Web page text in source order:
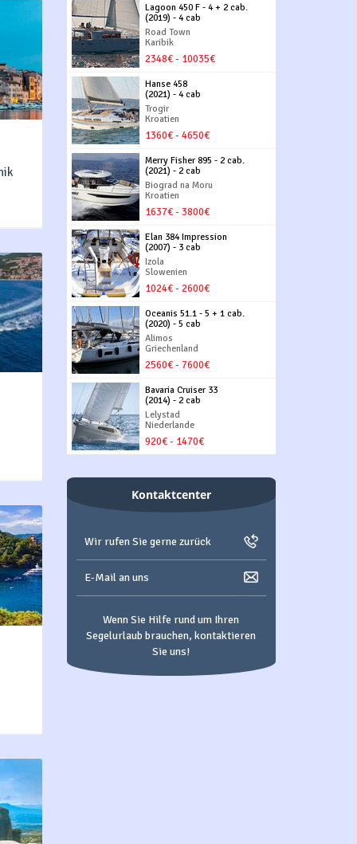
Lagoon 450 F - 4 + 2 cab.
(2019) - 4 cab
Road Town
Karibik
2348€ - 10035€
Hanse 458
(2021) - 4 cab
Trogir
Kroatien
1360€ - 4650€
Merry Fisher 895 - 2 cab.
(2021) - 2 cab
Biograd na Moru
Kroatien
1637€ - 3800€
Elan 384 Impression
(2007) - 3 cab
Izola
Slowenien
1024€ - 2600€
Oceanis 51.1 - 5 + 1 cab.
(2020) - 5 cab
Alimos
Griechenland
2560€ - 7600€
Bavaria Cruiser 33
(2014) - 2 cab
Lelystad
Niederlande
920€ - 1470€
Kontaktcenter
Wir rufen Sie gerne zurück
E-Mail an uns
Wenn Sie Hilfe rund um Ihren
Segelurlaub brauchen, kontaktieren
Sie uns!